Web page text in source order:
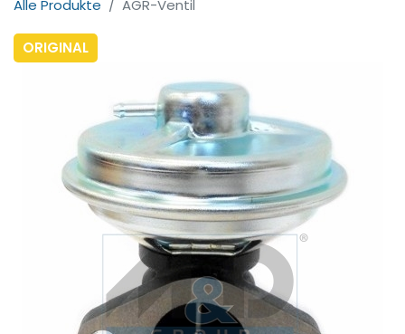
Alle Produkte AGR-Ventil
ORIGINAL